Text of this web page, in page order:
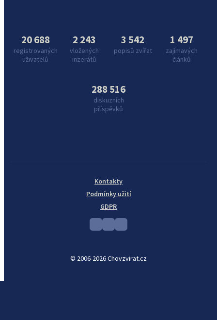
20 688
registrovaných
uživatelů
2 243
vložených
inzerátů
3 542
popisů zvířat
1 497
zajímavých
článků
288 516
diskuzních
příspěvků
© 2006-2026 Chovzvirat.cz
Kontakty
Podmínky užití
GDPR